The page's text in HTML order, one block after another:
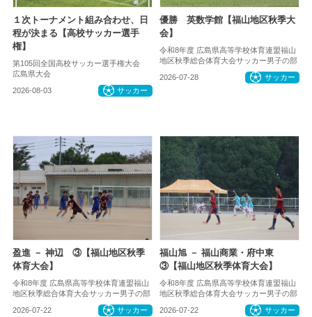
１次トーナメント組み合わせ、日
程が決まる【高校サッカー選手
権】
第105回全国高校サッカー選手権大会
広島県大会
2026-08-03 サッカー
優勝 英数学館【福山地区秋季大
会】
令和8年度 広島県高等学校体育連盟福山
地区秋季総合体育大会サッカー男子の部
2026-07-28 サッカー
盈進 － 神辺 ③【福山地区秋季
体育大会】
令和8年度 広島県高等学校体育連盟福山
地区秋季総合体育大会サッカー男子の部
2026-07-22 サッカー
福山旭 － 福山商業・府中東
③【福山地区秋季体育大会】
令和8年度 広島県高等学校体育連盟福山
地区秋季総合体育大会サッカー男子の部
2026-07-22 サッカー